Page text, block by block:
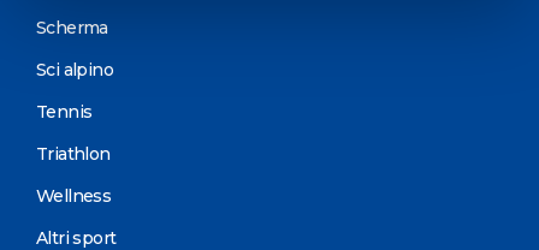
Scherma
Sci alpino
Tennis
Triathlon
Wellness
Altri sport